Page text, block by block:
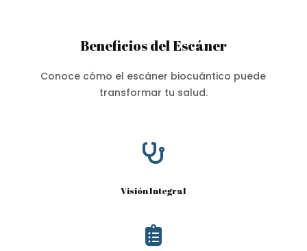
Beneficios del Escáner
Conoce cómo el escáner biocuántico puede
transformar tu salud.

Visión Integral
